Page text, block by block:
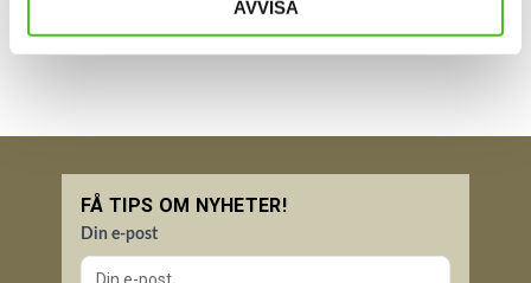
AVVISA
FÅ TIPS OM NYHETER!
Din e-post